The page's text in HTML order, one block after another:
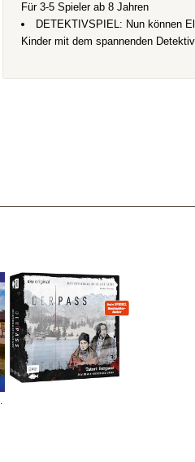
Für 3-5 Spieler ab 8 Jahren
DETEKTIVSPIEL: Nun können
Kinder mit dem spannenden